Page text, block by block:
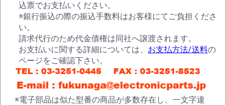
込票でお支払いください。
※銀行振込の際の振込手数料はお客様にてご負担くださ
い。
請求代行のため代金債権は同社へ譲渡されます。
お支払いに関する詳細については、 お支払方法/送料の
ページをご確認下さい。
※電子部品は似た型番の商品が多数存在し、一文字違